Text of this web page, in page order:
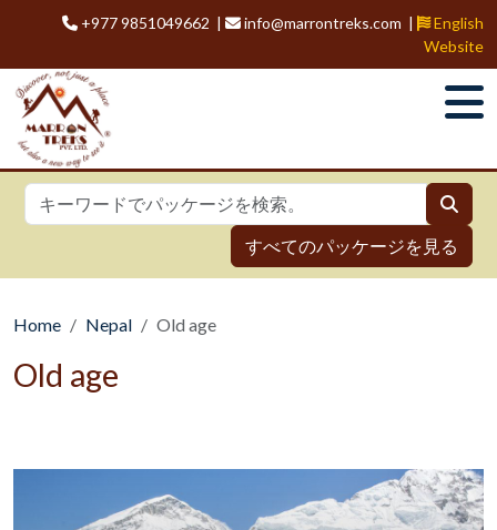
+977 9851049662 | info@marrontreks.com |
English
Website
すべてのパッケージを見る
Home Nepal Old age
Old age